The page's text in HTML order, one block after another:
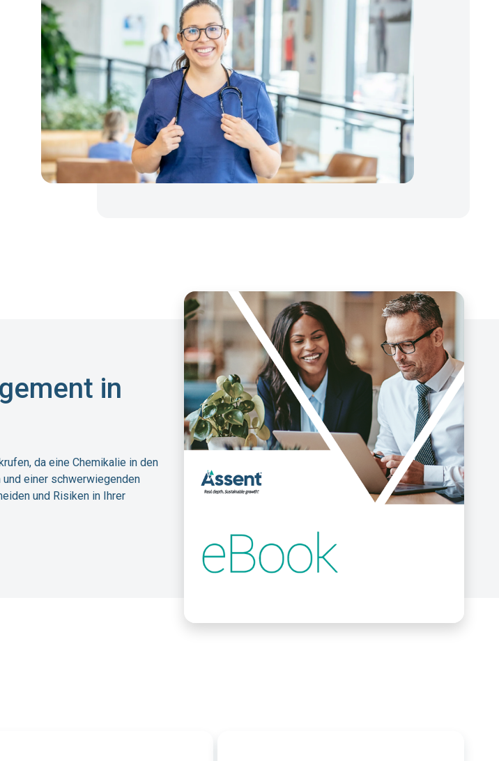
in
da eine Chemikalie in den
einer schwerwiegenden
und Risiken in Ihrer